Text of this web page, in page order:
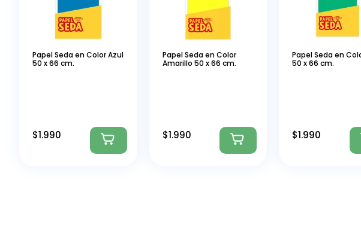
Papel Seda en Color Azul
50 x 66 cm.
$1.990
Papel Seda en Color
Amarillo 50 x 66 cm.
$1.990
Papel Seda en
50 x 66 cm.
$1.990